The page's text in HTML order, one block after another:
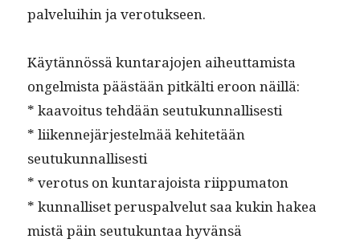
palvelui­hin ja verotukseen.
Käytän­nössä kun­tara­jo­jen aiheut­tamista
ongelmista päästään pitkälti eroon näillä:
* kaavoitus tehdään seutukunnallisesti
* liiken­nejär­jestelmää kehitetään
seutukunnallisesti
* vero­tus on kun­tara­joista riippumaton
* kun­nal­liset perus­palve­lut saa kukin hakea
mis­tä päin seu­tukun­taa hyvänsä